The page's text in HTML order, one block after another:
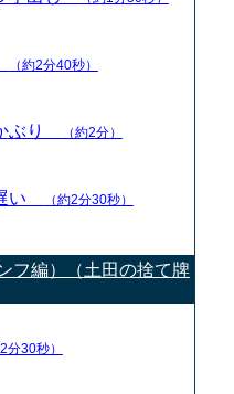
（約2分40秒）
ぶり （約2分）
い （約2分30秒）
フ編）（土田の捨て牌
2分30秒）